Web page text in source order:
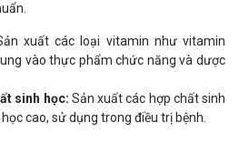
xuất các loại vitamin như vitamin
vào thực phẩm chức năng và dược
sinh học: Sản xuất các hợp chất sinh
cao, sử dụng trong điều trị bệnh.